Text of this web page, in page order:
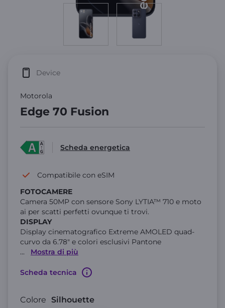
Motorola
Edge 70 Fusion
Device
Scheda energetica
Compatibile con eSIM
FOTOCAMERE
Camera 50MP con sensore Sony LYTIA™ 710 e moto
ai per scatti perfetti ovunque ti trovi.
DISPLAY
Display cinematografico Extreme AMOLED quad-
curvo da 6.78" e colori esclusivi Pantone
...
Mostra di più
Scheda tecnica
Colore Silhouette